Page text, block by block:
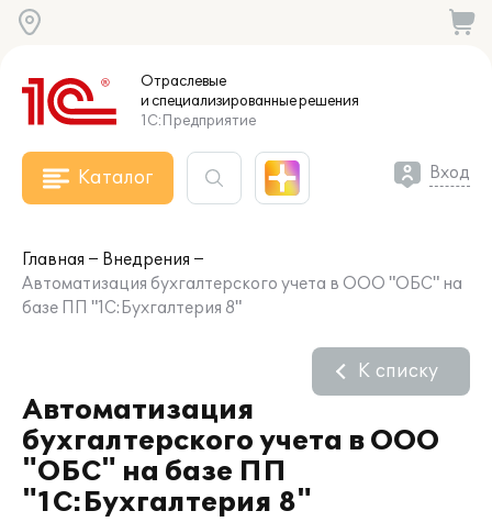
Отраслевые
и специализированныерешения
1С:Предприятие
Каталог Вход
Главная
Внедрения
Автоматизация бухгалтерского учета в ООО "ОБС" на
базе ПП "1С:Бухгалтерия 8"
Автоматизация
бухгалтерского учета в ООО
"ОБС" на базе ПП
"1С:Бухгалтерия 8"
К списку